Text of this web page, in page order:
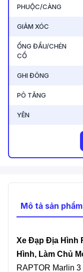
-14/1A Tô Ký, Xã
Thạnh, TP. Hồ
PHUỘC/CÀNG
GIẢM XÓC
ỐNG ĐẦU/CHÉN
CỔ
GHI ĐÔNG
PÔ TĂNG
YÊN
Mô tả sản phẩm
Xe Đạp Địa Hình
Hình, Làm Chủ
RAPTOR Marlin